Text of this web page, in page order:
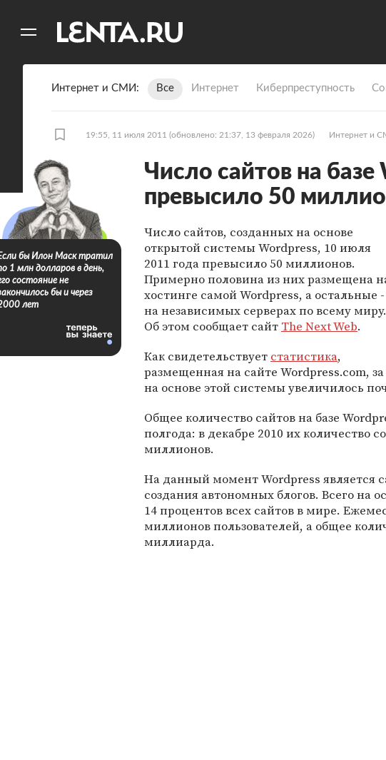
Интернет и СМИ Все Интернет Киберпреступность
19:55, 11 июля 2011 (обновлено: 21:37, 13 февраля 2026) Интернет и
Число сайтов на базе
превысило 50
Число сайтов, созданных на основе
открытой системы Wordpress, 10 июля
2011 года превысило 50 миллионов.
Примерно половина из них размещена
хостинге самой Wordpress, а остальные -
на независимых серверах по всему миру.
Об этом сообщает сайт The Next Web.
Как свидетельствует статистика,
размещенная на сайте Wordpress.com,
на основе этой системы увеличилось
Общее количество сайтов на базе
полгода: в декабре 2010 их количество
миллионов.
На данный момент Wordpress является
создания автономных блогов. Всего на
14 процентов всех сайтов в мире.
миллионов пользователей, а общее
миллиарда.
бы Илон Маск тратил
1 млн долларов в день,
состояние не
бы и через
лет